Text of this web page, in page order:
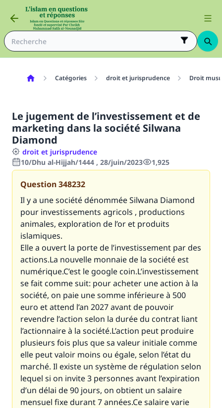
Catégories droit et jurisprudence Droit
Le jugement de l’investissement et de
marketing dans la société Silwana
Diamond
droit et jurisprudence
10/Dhu al-Hijjah/1444 , 28/juin/2023
1,925
Question348232
Il y a une société dénommée Silwana Diamond
pour investissements agricols , productions
animales, exploration de l’or et produits
islamiques.
Elle a ouvert la porte de l’investissement par des
actions.La nouvelle monnaie de la société est
numérique.C’est le google coin.L’investissement
se fait comme suit: pour acheter une action à la
société, on paie une somme inférieure à 500
euro et attend l’an 2027 avant de pouvoir
revendre l’action selon la durée du contrat liant
l’actionnaire à la société.L’action peut produire
plusieurs fois plus que sa valeur initiale comme
elle peut valoir moins ou égale, selon l’état du
marché. Il existe un système de régulation selon
lequel si on invite 3 personnes avant l’expiration
d’un délai de 90 jours, on obtient un salaire
mensuel fixe durant 7 années.Ce salaire varie